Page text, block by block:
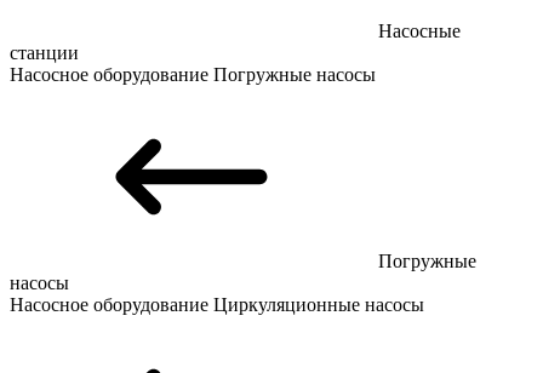
Насосные
станции
Насосное оборудование Погружные насосы
Погружные
насосы
Насосное оборудование Циркуляционные насосы